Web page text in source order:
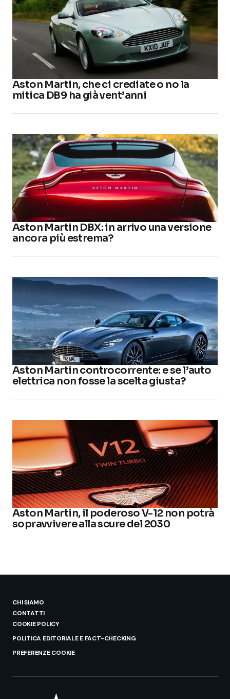
Aston Martin, che ci crediate o no la
mitica DB9 ha già vent’anni
Aston Martin DBX: in arrivo una versione
ancora più estrema?
Aston Martin controcorrente: e se l’auto
elettrica non fosse la scelta giusta?
Aston Martin, il poderoso V-12 non potrà
sopravvivere alla scure del 2030
CHI SIAMO
CONTATTI
COOKIE POLICY
POLITICA EDITORIALE E FACT-CHECKING
PREFERENZE COOKIE